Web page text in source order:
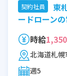
契約社員
東
ードローン
時給
北海道札
週5